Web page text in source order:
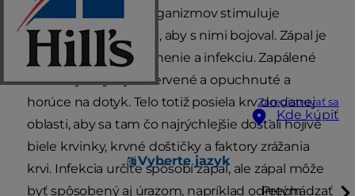
Zaregistrovať sa
Kde kúpiť
Vyberte jazyk
Prechádzať
Prítomnosť týchto organizmov stimuluje
imunitný systém tela, aby s nimi bojoval. Zápal je
reakciou tela na poranenie a infekciu. Zapálené
tkanivo je zvyčajne červené a opuchnuté a
horúce na dotyk. Telo totiž posiela krv do danej
oblasti, aby sa tam čo najrýchlejšie dostali hojivé
biele krvinky, krvné doštičky a faktory zrážania
krvi. Infekcia určite spôsobí zápal, ale zápal môže
byť spôsobený aj úrazom, napríklad odretým